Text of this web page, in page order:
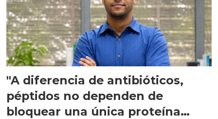
"A diferencia de antibióticos,
péptidos no dependen de
bloquear una única proteína